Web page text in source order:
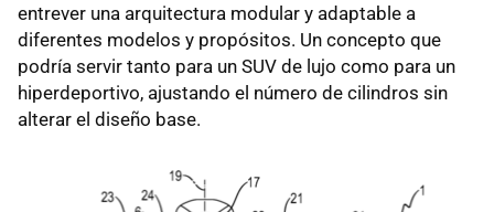
entrever una arquitectura modular y adaptable a
diferentes modelos y propósitos. Un concepto que
podría servir tanto para un SUV de lujo como para un
hiperdeportivo, ajustando el número de cilindros sin
alterar el diseño base.